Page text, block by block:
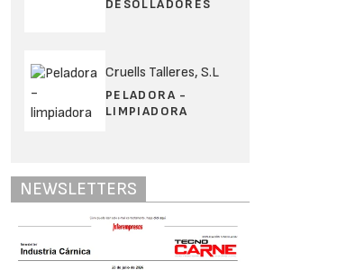
DESOLLADORES
Cruells Talleres, S.L
PELADORA -
LIMPIADORA
NEWSLETTERS